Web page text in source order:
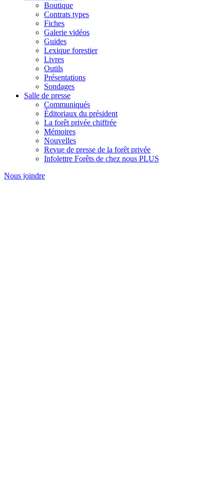
Boutique
Contrats types
Fiches
Galerie vidéos
Guides
Lexique forestier
Livres
Outils
Présentations
Sondages
Salle de presse
Communiqués
Éditoriaux du président
La forêt privée chiffrée
Mémoires
Nouvelles
Revue de presse de la forêt privée
Infolettre Forêts de chez nous PLUS
Nous joindre